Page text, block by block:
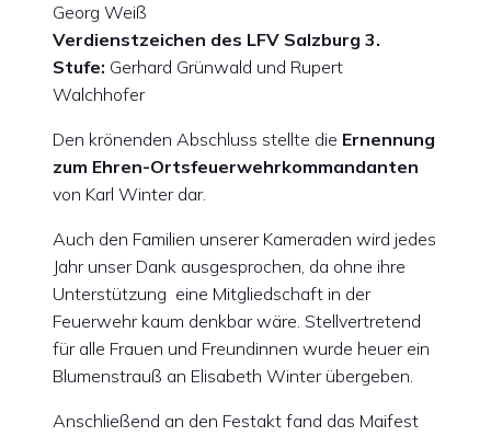
Georg Weiß
Verdienstzeichen des LFV Salzburg 3.
Stufe: Gerhard Grünwald und Rupert
Walchhofer
Den krönenden Abschluss stellte die Ernennung
zum Ehren-Ortsfeuerwehrkommandanten
von Karl Winter dar.
Auch den Familien unserer Kameraden wird jedes
Jahr unser Dank ausgesprochen, da ohne ihre
Unterstützung eine Mitgliedschaft in der
Feuerwehr kaum denkbar wäre. Stellvertretend
für alle Frauen und Freundinnen wurde heuer ein
Blumenstrauß an Elisabeth Winter übergeben.
Anschließend an den Festakt fand das Maifest